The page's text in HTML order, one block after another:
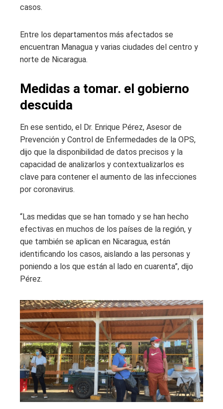
casos.
Entre los departamentos más afectados se
encuentran Managua y varias ciudades del centro y
norte de Nicaragua.
Medidas a tomar. el gobierno
descuida
En ese sentido, el Dr. Enrique Pérez, Asesor de
Prevención y Control de Enfermedades de la OPS,
dijo que la disponibilidad de datos precisos y la
capacidad de analizarlos y contextualizarlos es
clave para contener el aumento de las infecciones
por coronavirus.
“Las medidas que se han tomado y se han hecho
efectivas en muchos de los países de la región, y
que también se aplican en Nicaragua, están
identificando los casos, aislando a las personas y
poniendo a los que están al lado en cuarenta”, dijo
Pérez.